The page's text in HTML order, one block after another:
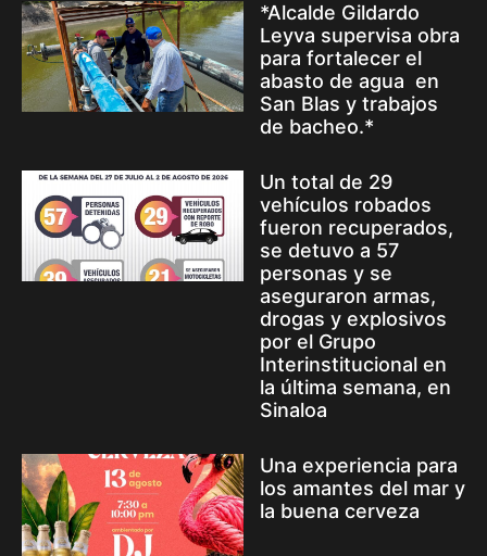
*Alcalde Gildardo
Leyva supervisa obra
para fortalecer el
abasto de agua en
San Blas y trabajos
de bacheo.*
Un total de 29
vehículos robados
fueron recuperados,
se detuvo a 57
personas y se
aseguraron armas,
drogas y explosivos
por el Grupo
Interinstitucional en
la última semana, en
Sinaloa
Una experiencia para
los amantes del mar y
la buena cerveza